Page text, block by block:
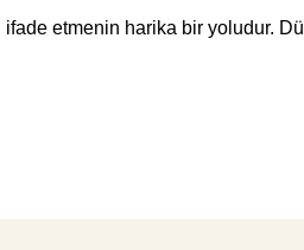
ifade etmenin harika bir yoludur. Dü